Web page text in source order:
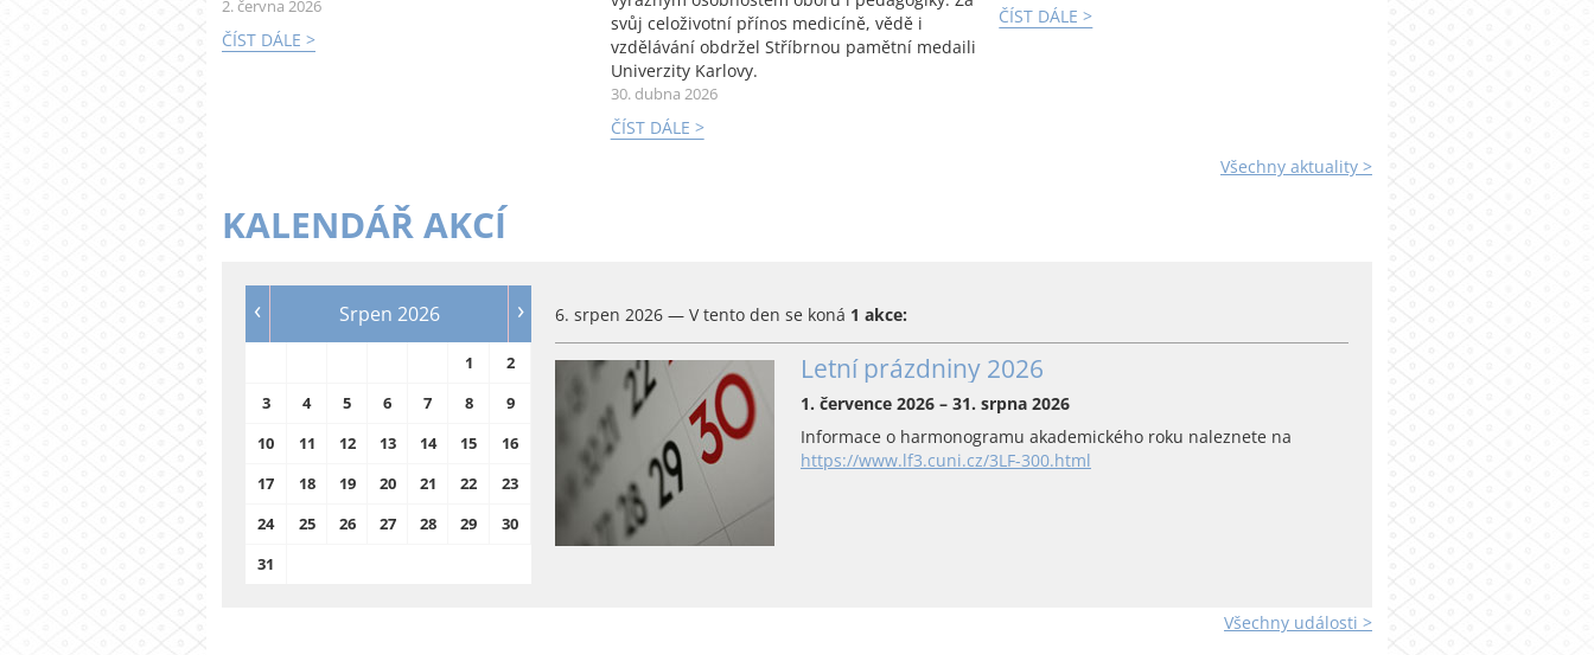
2. června 2026
ČÍST DÁLE >
svůj celoživotní přínos medicíně, vědě i
vzdělávání obdržel Stříbrnou pamětní medaili
Univerzity Karlovy.
30. dubna 2026
ČÍST DÁLE >
ČÍST DÁLE >
Všechny aktuality >
KALENDÁŘ AKCÍ
‹ Srpen 2026 ›
1
2
3
4 5 6 7 8
9
10
11 12 13 14 15
16
17
18 19 20 21 22
23
24
25 26 27 28 29
30
31
6. srpen 2026 — V tento den se koná 1 akce:
Letní prázdniny 2026
1. července 2026 – 31. srpna 2026
Informace o harmonogramu akademického roku naleznete na
https://www.lf3.cuni.cz/3LF-300.html
Všechny události >